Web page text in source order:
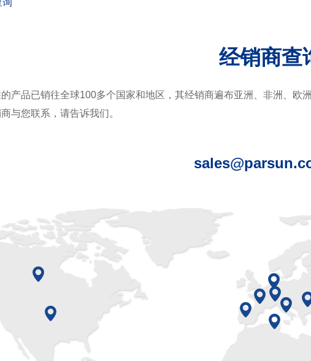
询
经销商查
产品已销往全球100多个国家和地区，其经销商遍布亚洲、非洲、
与您联系，请告诉我们。